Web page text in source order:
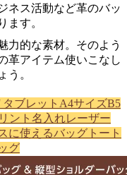
ネス活動など革のバッ
ます。
力的な素材。そのよう
革アイテム使いこなし
う。
ブレット A4サイズB5
ント 名入れレーザー
に使えるバッグ トート
グ